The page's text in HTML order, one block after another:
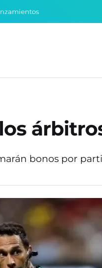
bonos por